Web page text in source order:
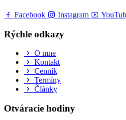
Facebook Instagram
Rýchle odkazy
O mne
Kontakt
Cenník
Termíny
Články
Otváracie hodiny